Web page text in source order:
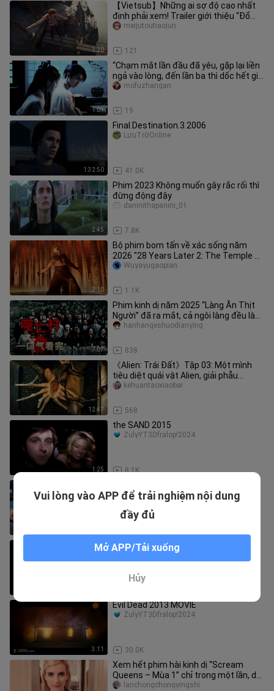
1:20
【Vietsub】Những ai sợ độ cao nhất
định phải xem! Trailer giới thiệu “Đổ
Xúc 2”, công chiếu ngày 2 thá
121
meijutoutiaojun
1:01
“Chạm mắt lần đầu đã yêu, gặp lại liền
ngả vào lòng, đến lần ba thì dốc hết gia
sản tặng nàng, còn k
19
mofuzhangan
1:32:50
Final.Destination.3.2006
41.0K
LưuTrữOnline
2:45
Phim 2023 Không muốn gây rắc rối thì
đừng động đậy
7.8K
daninithapanini_01
2:10
Bộ phim bom tấn về xác sống năm
2026 "28 Years Later 2: The Temple of
Bones" công bố trailer đầu tiê
1.1K
Wuyayugaopian
7:07
Phim kinh dị năm 2025 “Làng Ăn Thịt
Người” đã ra mắt, cả ngôi làng đều là
những ác quỷ ăn thịt người
838
hanhangeshuodianying
12:47
《Alien: Trái Đất》Tập 03: Một mình
tiêu diệt quái vật Alien, giải phẫu
Facehugger, quá kích thích luô
568
kehuantaoxiaobai
1:25
the SAND 2015
8.1K
ZulyYT3Dfralop!2024
thành con mồi của thây ma, kết cục
Xem hết phim zombie "Tuyết Chết 2"
trong một mạch
3:11
Evil Dead 2013 MOVIE
30.0K
ZulyYT3Dfralop!2024
Xem hết phim hài kinh dị “Scream
Queens – Mùa 1” chỉ trong một lần, dài
31 phútlanchongchongyingshi
Vui lòng vào APP để trải nghiệm nội dung
đầy đủ
Mở APP/Tải xuống
Hủy